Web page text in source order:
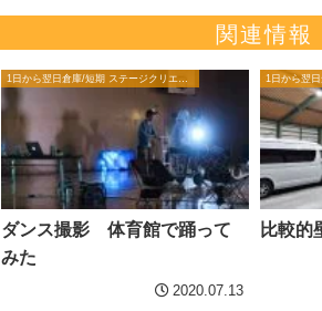
関連情報
ダンス撮影 体育館で踊って
みた
2020.07.13
比較的